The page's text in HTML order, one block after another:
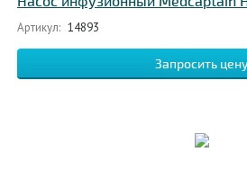
Артикул: 14893
Запросить цену